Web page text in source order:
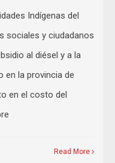
Indígenas del
sociales y ciudadanos
al diésel y a la
en la provincia de
en el costo del
Read More